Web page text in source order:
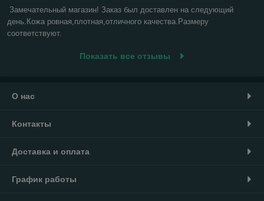
Замечательный магазин! Заказ был доставлен на следующий
день.Кожа ровная,плотная,отличного качества.Размеру
соответствуют.
Показать все отзывы
О нас
Контакты
Доставка и оплата
График работы